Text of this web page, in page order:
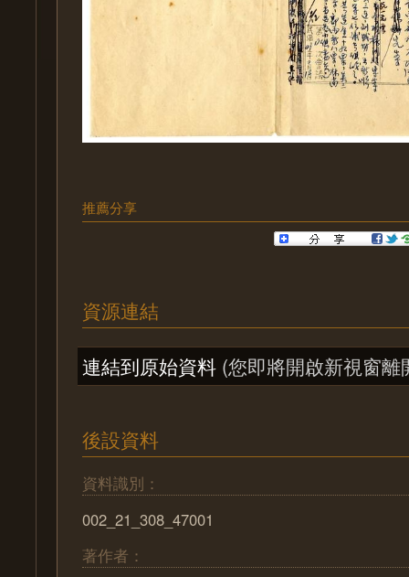
推薦分享
資源連結
連結到原始資料 (您即將開啟新視窗離
後設資料
資料識別：
002_21_308_47001
著作者：